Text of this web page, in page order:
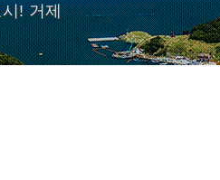
! 거제